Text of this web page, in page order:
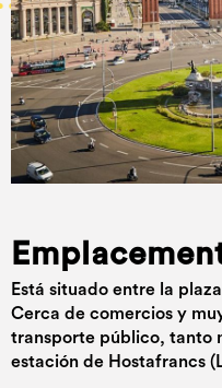
Está situado entre la
Cerca de comercios y
transporte público, tanto
estación de Hostafrancs